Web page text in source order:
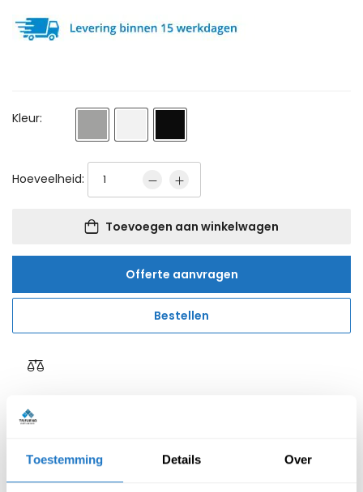
Toestemming Details Over
Kleur:
Hoeveelheid:
Toevoegen aan winkelwagen
Offerte aanvragen
Bestellen